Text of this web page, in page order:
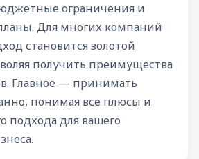
ограничения и
Для многих компаний
становится золотой
получить преимущества
Главное — принимать
понимая все плюсы и
подхода для вашего